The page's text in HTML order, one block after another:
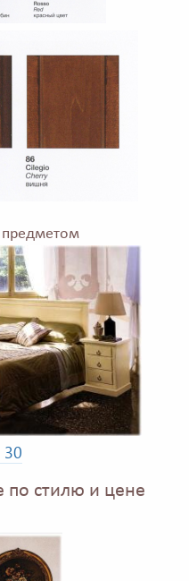
стилю и цене